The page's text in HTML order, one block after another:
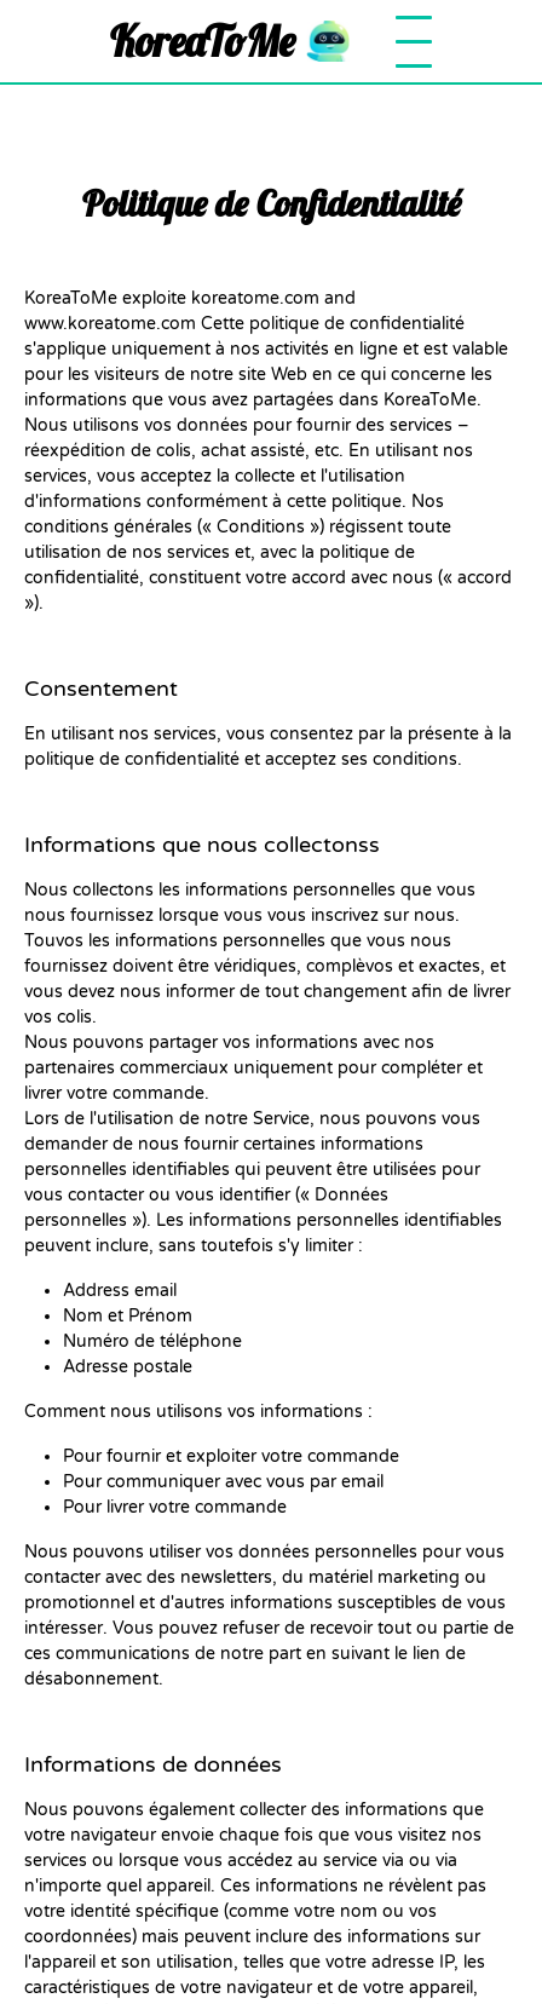
KoreaToMe
Politique de Confidentialité
KoreaToMe exploite koreatome.com and
www.koreatome.com Cette politique de confidentialité
s'applique uniquement à nos activités en ligne et est valable
pour les visiteurs de notre site Web en ce qui concerne les
informations que vous avez partagées dans KoreaToMe.
Nous utilisons vos données pour fournir des services –
réexpédition de colis, achat assisté, etc. En utilisant nos
services, vous acceptez la collecte et l'utilisation
d'informations conformément à cette politique. Nos
conditions générales (« Conditions ») régissent toute
utilisation de nos services et, avec la politique de
confidentialité, constituent votre accord avec nous (« accord
»).
Consentement
En utilisant nos services, vous consentez par la présente à la
politique de confidentialité et acceptez ses conditions.
Informations que nous collectonss
Nous collectons les informations personnelles que vous
nous fournissez lorsque vous vous inscrivez sur nous.
Touvos les informations personnelles que vous nous
fournissez doivent être véridiques, complèvos et exactes, et
vous devez nous informer de tout changement afin de livrer
vos colis.
Nous pouvons partager vos informations avec nos
partenaires commerciaux uniquement pour compléter et
livrer votre commande.
Lors de l'utilisation de notre Service, nous pouvons vous
demander de nous fournir certaines informations
personnelles identifiables qui peuvent être utilisées pour
vous contacter ou vous identifier (« Données
personnelles »). Les informations personnelles identifiables
peuvent inclure, sans toutefois s'y limiter :
Address email
Nom et Prénom
Numéro de téléphone
Adresse postale
Comment nous utilisons vos informations :
Pour fournir et exploiter votre commande
Pour communiquer avec vous par email
Pour livrer votre commande
Nous pouvons utiliser vos données personnelles pour vous
contacter avec des newsletters, du matériel marketing ou
promotionnel et d'autres informations susceptibles de vous
intéresser. Vous pouvez refuser de recevoir tout ou partie de
ces communications de notre part en suivant le lien de
désabonnement.
Informations de données
Nous pouvons également collecter des informations que
votre navigateur envoie chaque fois que vous visitez nos
services ou lorsque vous accédez au service via ou via
n'importe quel appareil. Ces informations ne révèlent pas
votre identité spécifique (comme votre nom ou vos
coordonnées) mais peuvent inclure des informations sur
l'appareil et son utilisation, telles que votre adresse IP, les
caractéristiques de votre navigateur et de votre appareil,